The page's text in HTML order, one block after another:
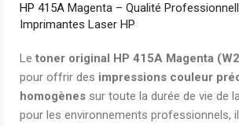
HP 415A Magenta – Qualité
Imprimantes Laser HP
Le toner original HP 415A Magenta
pour offrir des impressions couleur
homogènes sur toute la durée de vie de
pour les environnements professionnels,